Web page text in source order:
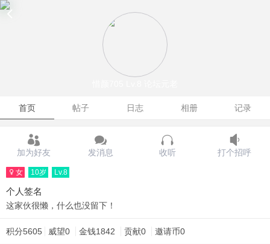
首页 帖子 日志 相册 记录
加为好友 发消息 收听 打个招呼
女 10岁 Lv.8
个人签名
这家伙很懒，什么也没留下！
积分5605 威望0 金钱1842 贡献0 邀请币0